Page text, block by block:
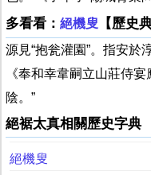
多看看： 絕機叟 【歷史
源見“抱瓮灌園”。指安於
《奉和幸韋嗣立山莊侍
陰。”
絕裾太真相關歷史字典
絕機叟